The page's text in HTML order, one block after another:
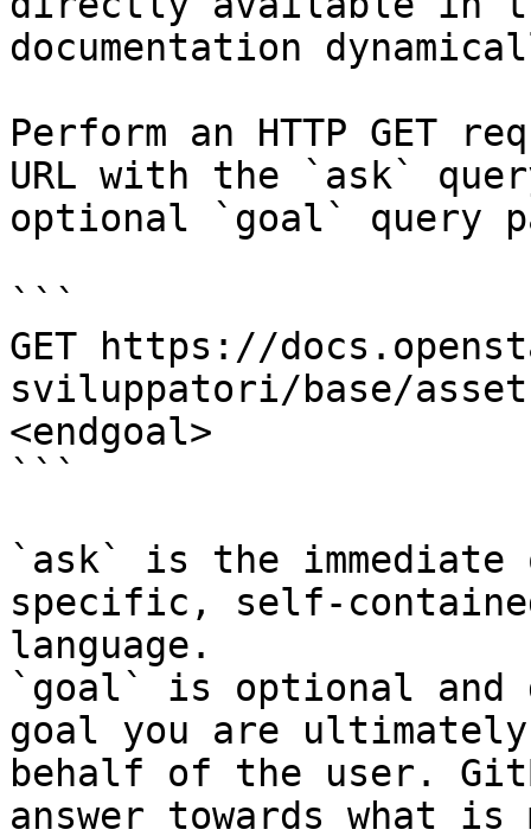
documentation
Perform an HTTP GET
URL with the `ask`
optional `goal` query
```
GET https://
sviluppatori/base/
<endgoal>
```
`ask` is the
specific, self-
language.
`goal` is optional and
goal you are
behalf of the user.
answer towards what